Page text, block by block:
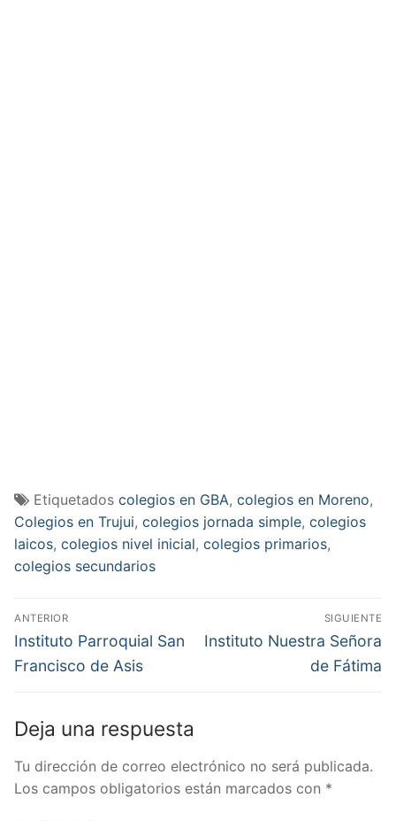
Etiquetados colegios en GBA, colegios en Moreno,
Colegios en Trujui, colegios jornada simple, colegios
laicos, colegios nivel inicial, colegios primarios,
colegios secundarios
Navegación
de
entradas
ANTERIOR
Entrada
anterior:
Instituto Parroquial San
Francisco de Asis
SIGUIENTE
Entrada
Instituto Nuestra Señora
de Fátima
Deja una respuesta
Tu dirección de correo electrónico no será publicada.
Los campos obligatorios están marcados con *